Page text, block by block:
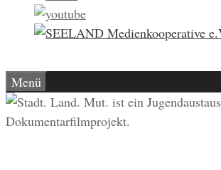
Menü